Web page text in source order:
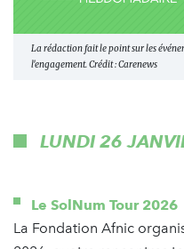
La rédaction fait le point sur les
l'engagement. Crédit : Carenews
LUNDI 26
Le SolNum Tour 2026
La Fondation Afnic